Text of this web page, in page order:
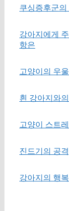
쿠싱증후군
강아지에게
항은
고양이의 우
흰 강아지와
고양이 스트
진드기의 공
강아지의 행